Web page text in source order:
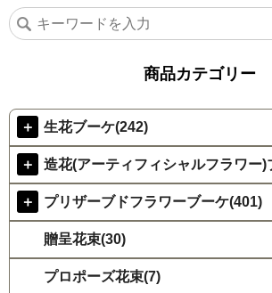
商品カテゴリー
＋ 生花ブーケ(242)
＋ 造花(アーティフィシャルフラワー)
＋ プリザーブドフラワーブーケ(401)
贈呈花束(30)
プロポーズ花束(7)